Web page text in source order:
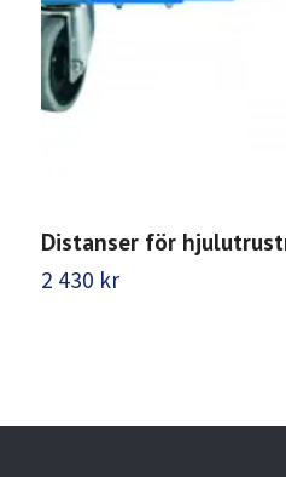
Distanser för
2 430 kr